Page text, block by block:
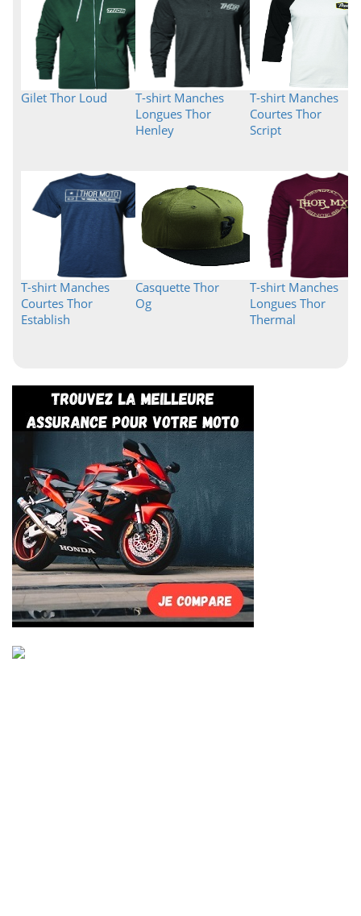
Gilet Thor Loud
T-shirt Manches
Longues Thor
Henley
T-shirt Manches
Courtes Thor
Script
T-shirt Manches
Courtes Thor
Establish
Casquette Thor
Og
T-shirt Manches
Longues Thor
Thermal